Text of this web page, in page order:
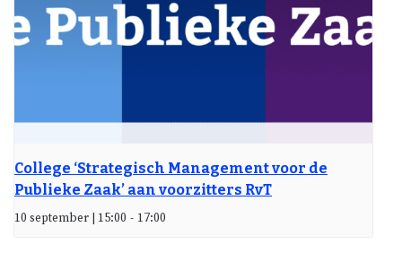
College ‘Strategisch Management voor de
Publieke Zaak’ aan voorzitters RvT
10 september | 15:00 - 17:00